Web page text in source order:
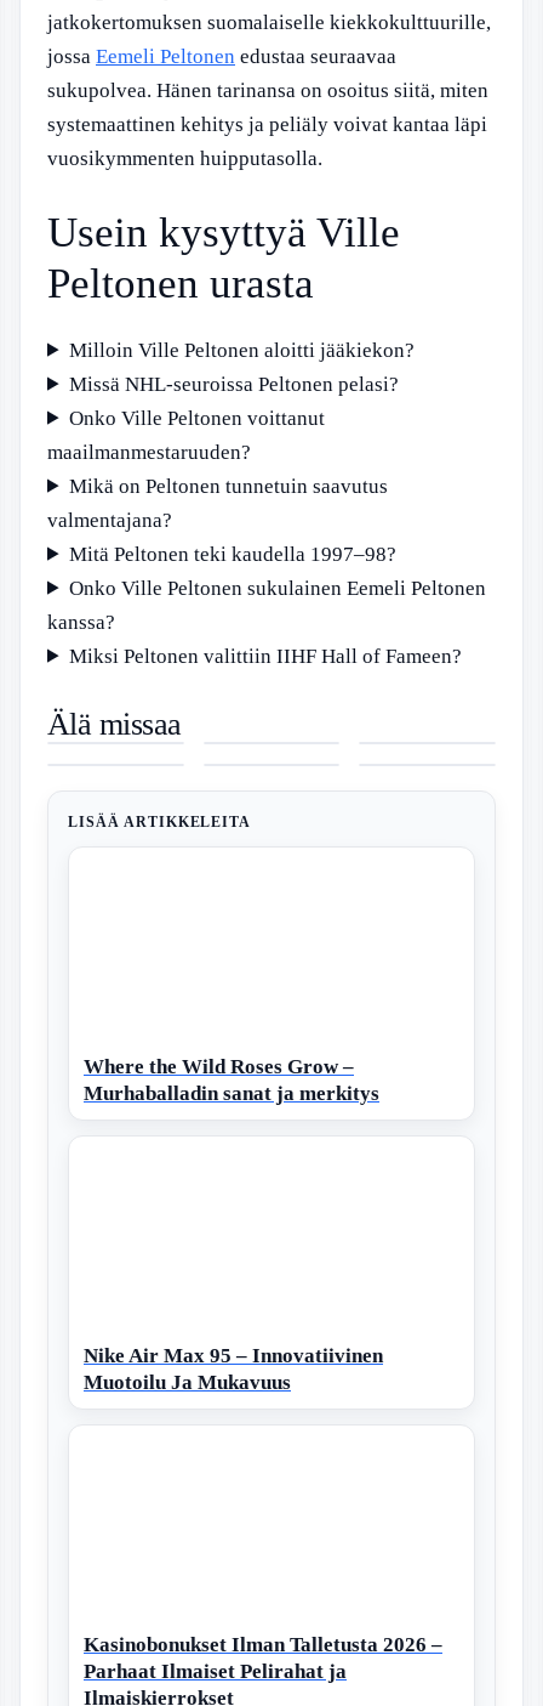
jatkokertomuksen suomalaiselle kiekkokulttuurille,
jossa Eemeli Peltonen edustaa seuraavaa
sukupolvea. Hänen tarinansa on osoitus siitä, miten
systemaattinen kehitys ja peliäly voivat kantaa läpi
vuosikymmenten huipputasolla.
Usein kysyttyä Ville
Peltonen urasta
Milloin Ville Peltonen aloitti jääkiekon?
Missä NHL-seuroissa Peltonen pelasi?
Onko Ville Peltonen voittanut
maailmanmestaruuden?
Mikä on Peltonen tunnetuin saavutus
valmentajana?
Mitä Peltonen teki kaudella 1997–98?
Onko Ville Peltonen sukulainen Eemeli Peltonen
kanssa?
Miksi Peltonen valittiin IIHF Hall of Fameen?
Älä missaa
Lepuski –
Menu, hinnat
pellilliseen
Sommar i P1
– Koko lista
hoito-ohjeet
tehokas hoito
LISÄÄ ARTIKKELEITA
Where the Wild Roses Grow –
Murhaballadin sanat ja merkitys
Nike Air Max 95 – Innovatiivinen
Muotoilu Ja Mukavuus
Kasinobonukset Ilman Talletusta 2026 –
Parhaat Ilmaiset Pelirahat ja
Ilmaiskierrokset